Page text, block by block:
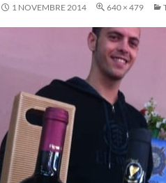
1 NOVEMBRE 2014 640 × 479